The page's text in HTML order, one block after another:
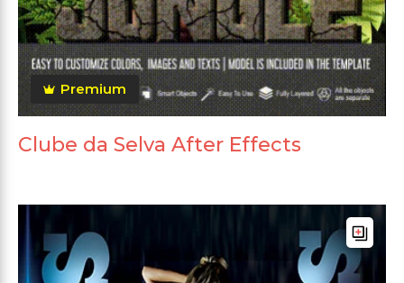
Premium
Clube da Selva After Effects